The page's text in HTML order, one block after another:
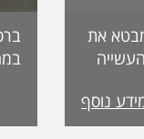
את
נוסף